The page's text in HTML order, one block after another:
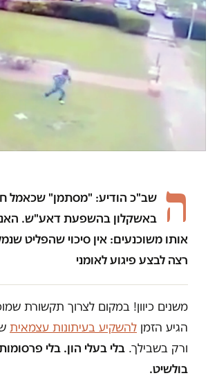
ה שב"כ הודיע: "מסתמן" שכאמל
באשקלון בהשפעת דאע"ש.
אותו משוכנעים: אין סיכוי שהפליט
רצה לבצע פיגוע לאומני
משנים כיוון! במקום לצרוך תקשורת
הגיע הזמן להשקיע בעיתונות עצמאית
ורק בשבילך. בלי בעלי הון. בלי
בולשיט.